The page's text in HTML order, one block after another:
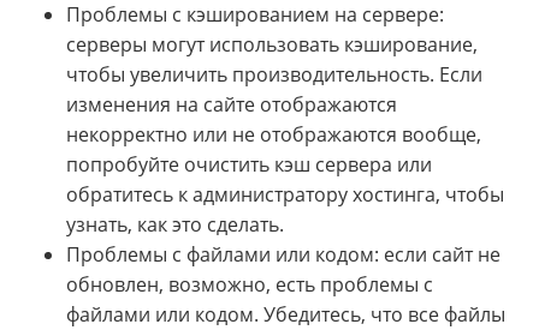
Проблемы с кэшированием на сервере:
серверы могут использовать кэширование,
чтобы увеличить производительность. Если
изменения на сайте отображаются
некорректно или не отображаются вообще,
попробуйте очистить кэш сервера или
обратитесь к администратору хостинга, чтобы
узнать, как это сделать.
Проблемы с файлами или кодом: если сайт не
обновлен, возможно, есть проблемы с
файлами или кодом. Убедитесь, что все файлы